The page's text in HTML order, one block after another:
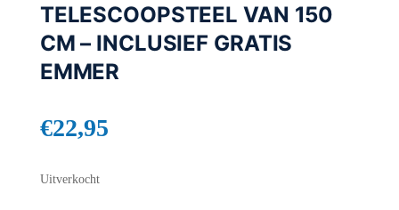
TELESCOOPSTEEL VAN 150
CM – INCLUSIEF GRATIS
EMMER
€22,95
Uitverkocht